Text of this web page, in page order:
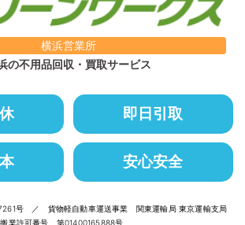
横浜営業所
の不用品回収・買取サービス
即日引取
安心安全
号 ／ 貨物軽自動車運送事業 関東運輸局 東京運輸支局
業許可番号 第01400165888号